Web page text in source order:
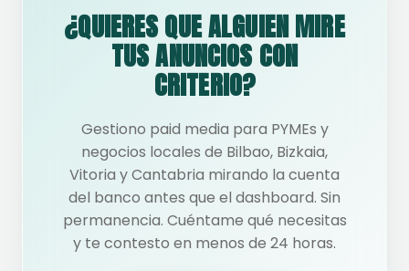
¿QUIERES QUE ALGUIEN MIRE
TUS ANUNCIOS CON
CRITERIO?
Gestiono paid media para PYMEs y
negocios locales de Bilbao, Bizkaia,
Vitoria y Cantabria mirando la cuenta
del banco antes que el dashboard. Sin
permanencia. Cuéntame qué necesitas
y te contesto en menos de 24 horas.